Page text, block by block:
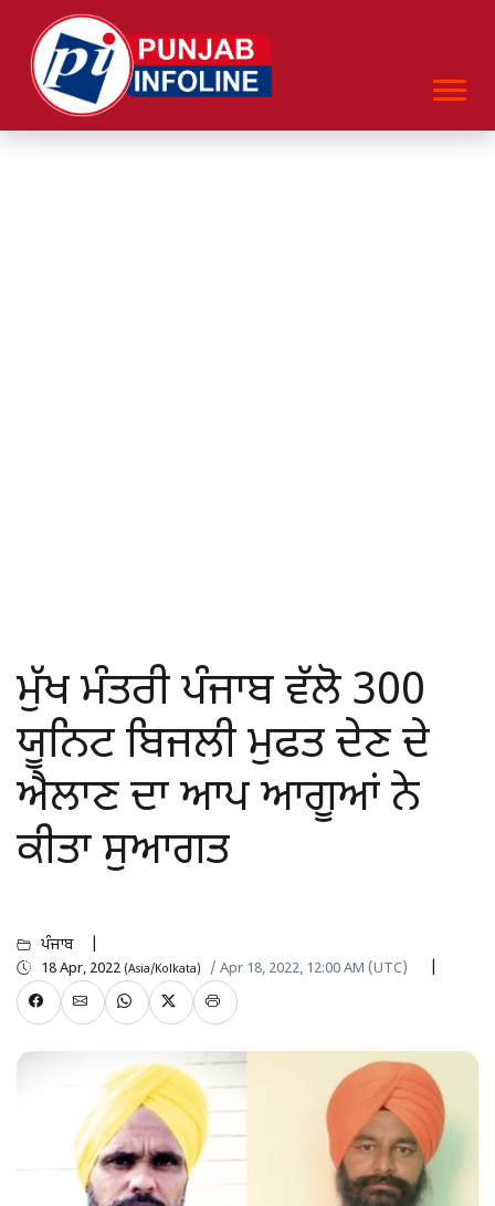
ਮੁੱਖ ਮੰਤਰੀ ਪੰਜਾਬ ਵੱਲੋ 300
ਯੂਨਿਟ ਬਿਜਲੀ ਮੁਫਤ ਦੇਣ ਦੇ
ਐਲਾਣ ਦਾ ਆਪ ਆਗੂਆਂ ਨੇ
ਕੀਤਾ ਸੁਆਗਤ
ਪੰਜਾਬ
18 Apr, 2022 (Asia/Kolkata) / Apr 18, 2022, 12:00 AM (UTC)